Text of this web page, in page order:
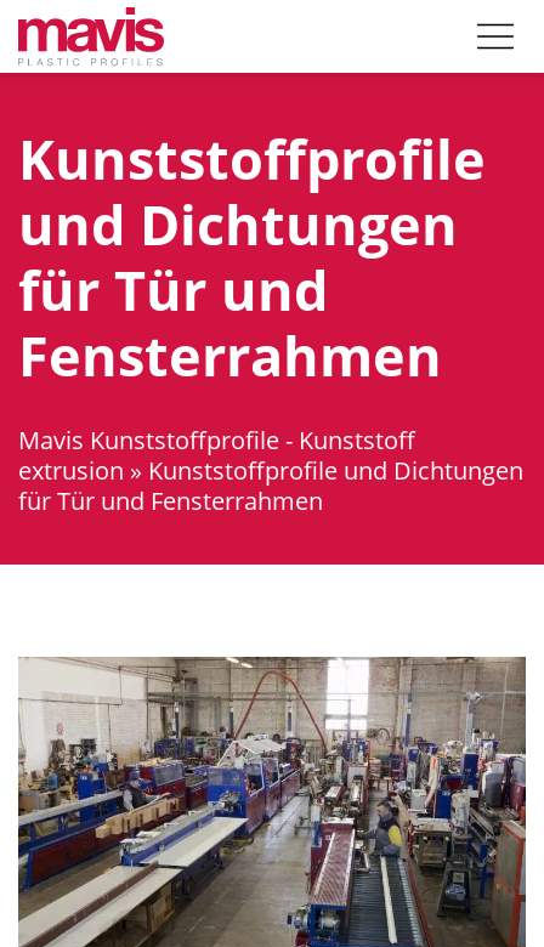
Kunststoffprofile
und Dichtungen
für Tür und
Fensterrahmen
Mavis Kunststoffprofile - Kunststoff
extrusion » Kunststoffprofile und Dichtungen
für Tür und Fensterrahmen